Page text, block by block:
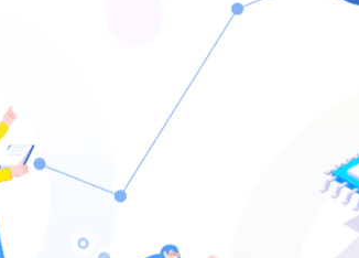
보안 인터넷 생방송
DR 재해복구 서비스
기업 메일 서비스
이